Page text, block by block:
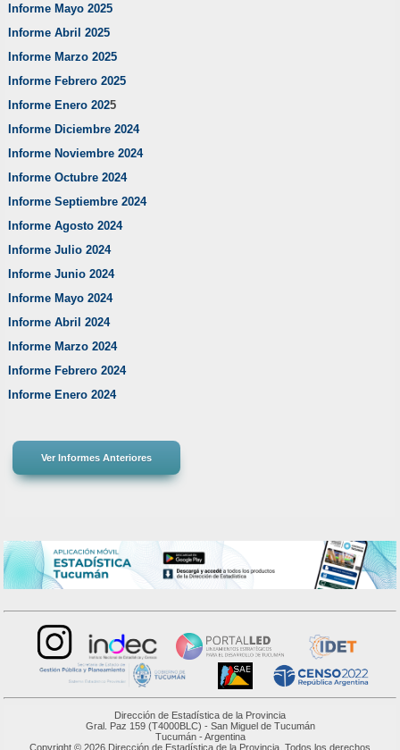
Informe Mayo 2025
Informe Abril 2025
Informe Marzo 2025
Informe Febrero 2025
Informe Enero 2025
Informe Diciembre 2024
Informe Noviembre 2024
Informe Octubre 2024
Informe Septiembre 2024
Informe Agosto 2024
Informe Julio 2024
Informe Junio 2024
Informe Mayo 2024
Informe Abril 2024
Informe Marzo 2024
Informe Febrero 2024
Informe Enero 2024
Dirección de Estadística de la Provincia
Gral. Paz 159 (T4000BLC) - San Miguel de Tucumán
Tucumán - Argentina
Copyright © 2026 Dirección de Estadística de la Provincia. Todos los derechos